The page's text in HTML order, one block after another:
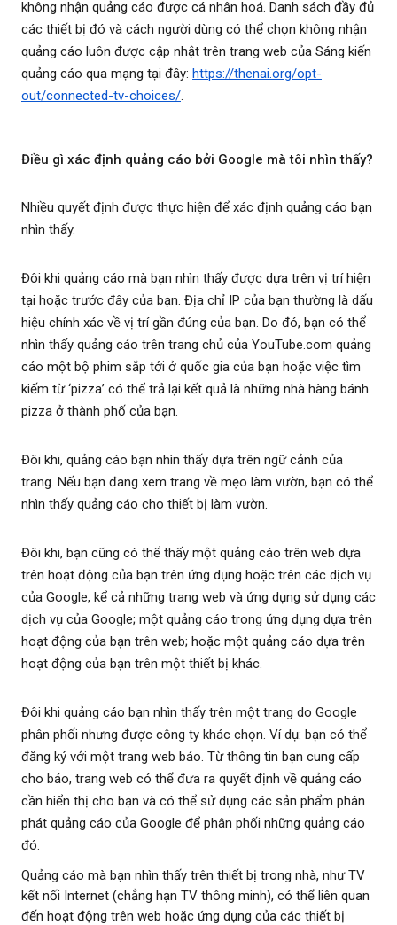
không nhận quảng cáo được cá nhân hoá. Danh sách đầy đủ
các thiết bị đó và cách người dùng có thể chọn không nhận
quảng cáo luôn được cập nhật trên trang web của Sáng kiến
quảng cáo qua mạng tại đây: https://thenai.org/opt-
out/connected-tv-choices/.
Điều gì xác định quảng cáo bởi Google mà tôi nhìn thấy?
Nhiều quyết định được thực hiện để xác định quảng cáo bạn
nhìn thấy.
Đôi khi quảng cáo mà bạn nhìn thấy được dựa trên vị trí hiện
tại hoặc trước đây của bạn. Địa chỉ IP của bạn thường là dấu
hiệu chính xác về vị trí gần đúng của bạn. Do đó, bạn có thể
nhìn thấy quảng cáo trên trang chủ của YouTube.com quảng
cáo một bộ phim sắp tới ở quốc gia của bạn hoặc việc tìm
kiếm từ ‘pizza’ có thể trả lại kết quả là những nhà hàng bánh
pizza ở thành phố của bạn.
Đôi khi, quảng cáo bạn nhìn thấy dựa trên ngữ cảnh của
trang. Nếu bạn đang xem trang về mẹo làm vườn, bạn có thể
nhìn thấy quảng cáo cho thiết bị làm vườn.
Đôi khi, bạn cũng có thể thấy một quảng cáo trên web dựa
trên hoạt động của bạn trên ứng dụng hoặc trên các dịch vụ
của Google, kể cả những trang web và ứng dụng sử dụng các
dịch vụ của Google; một quảng cáo trong ứng dụng dựa trên
hoạt động của bạn trên web; hoặc một quảng cáo dựa trên
hoạt động của bạn trên một thiết bị khác.
Đôi khi quảng cáo bạn nhìn thấy trên một trang do Google
phân phối nhưng được công ty khác chọn. Ví dụ: bạn có thể
đăng ký với một trang web báo. Từ thông tin bạn cung cấp
cho báo, trang web có thể đưa ra quyết định về quảng cáo
cần hiển thị cho bạn và có thể sử dụng các sản phẩm phân
phát quảng cáo của Google để phân phối những quảng cáo
đó.
Quảng cáo mà bạn nhìn thấy trên thiết bị trong nhà, như TV
kết nối Internet (chẳng hạn TV thông minh), có thể liên quan
đến hoạt động trên web hoặc ứng dụng của các thiết bị